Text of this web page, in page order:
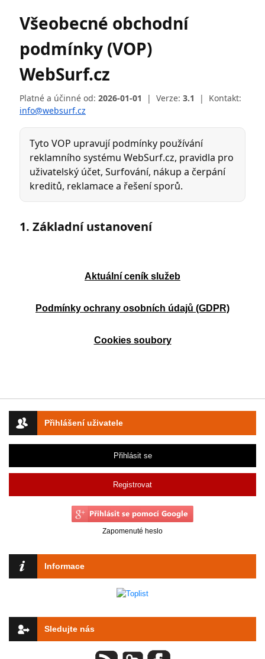
Přihlášení uživatele
Přihlásit se
Registrovat
Zapomenuté heslo
Informace
Sledujte nás
Aktuální ceník služeb
Podmínky ochrany osobních údajů (GDPR)
Cookies soubory